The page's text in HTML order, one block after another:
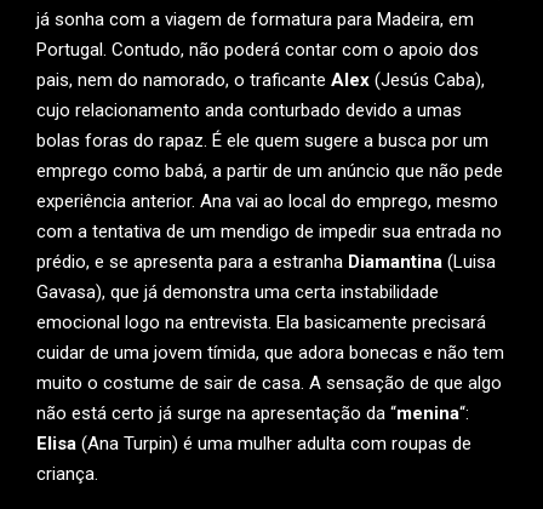
já sonha com a viagem de formatura para Madeira, em
Portugal. Contudo, não poderá contar com o apoio dos
pais, nem do namorado, o traficante Alex (Jesús Caba),
cujo relacionamento anda conturbado devido a umas
bolas foras do rapaz. É ele quem sugere a busca por um
emprego como babá, a partir de um anúncio que não pede
experiência anterior. Ana vai ao local do emprego, mesmo
com a tentativa de um mendigo de impedir sua entrada no
prédio, e se apresenta para a estranha Diamantina (Luisa
Gavasa), que já demonstra uma certa instabilidade
emocional logo na entrevista. Ela basicamente precisará
cuidar de uma jovem tímida, que adora bonecas e não tem
muito o costume de sair de casa. A sensação de que algo
não está certo já surge na apresentação da “menina“:
Elisa (Ana Turpin) é uma mulher adulta com roupas de
criança.